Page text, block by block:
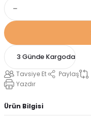
3 Günde Kargoda
Tavsiye Et Paylaş
Yazdır
Ürün Bilgisi